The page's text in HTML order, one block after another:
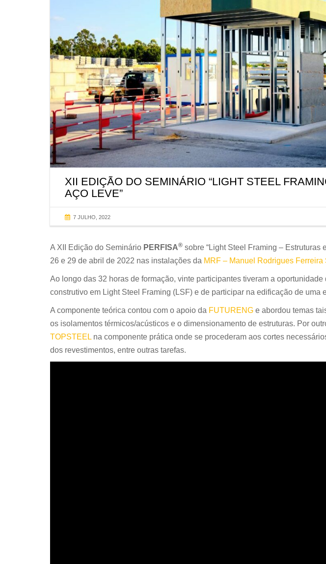
XII EDIÇÃO DO SEMINÁRIO “LIGHT STEEL
AÇO LEVE”
7 JULHO, 2022
A XII Edição do Seminário PERFISA® sobre “Light Steel Framing – Estruturas
26 e 29 de abril de 2022 nas instalações da MRF – Manuel Rodrigues Ferreira
Ao longo das 32 horas de formação, vinte participantes tiveram a
construtivo em Light Steel Framing (LSF) e de participar na edificação de uma
A componente teórica contou com o apoio da FUTURENG e abordou temas
os isolamentos térmicos/acústicos e o dimensionamento de estruturas. Por
TOPSTEEL na componente prática onde se procederam aos cortes
dos revestimentos, entre outras tarefas.